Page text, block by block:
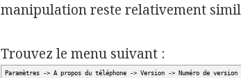
manipulation reste relativement
Trouvez le menu suivant :
Paramètres -> A propos du téléphone -> Version -> Numéro de version